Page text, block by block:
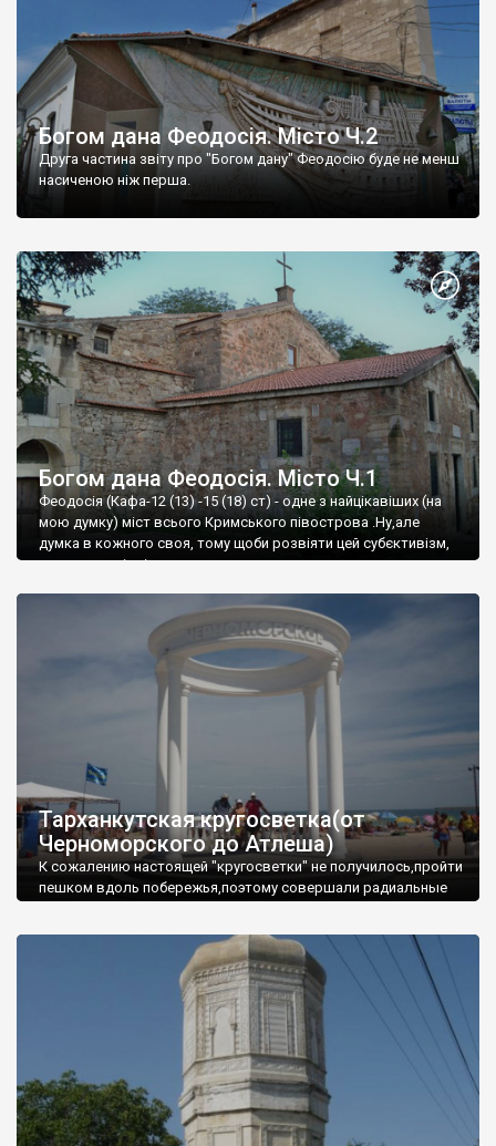
Богом дана Феодосія. Місто Ч.2
Друга частина звіту про "Богом дану" Феодосію буде не менш
насиченою ніж перша.
Богом дана Феодосія. Місто Ч.1
Феодосія (Кафа-12 (13) -15 (18) ст) - одне з найцікавіших (на
мою думку) міст всього Кримського півострова .Ну,але
думка в кожного своя, тому щоби розвіяти цей субєктивізм,
запрошую відвідати це
Тарханкутская кругосветка(от
Черноморского до Атлеша)
К сожалению настоящей "кругосветки" не получилось,пройти
пешком вдоль побережья,поэтому совершали радиальные